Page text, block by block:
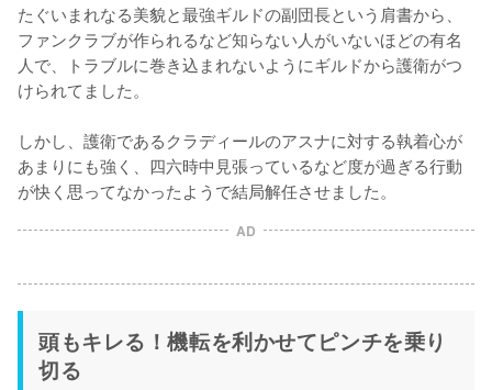
たぐいまれなる美貌と最強ギルドの副団長という肩書から、
ファンクラブが作られるなど知らない人がいないほどの有名
人で、トラブルに巻き込まれないようにギルドから護衛がつ
けられてました。
しかし、護衛であるクラディールのアスナに対する執着心が
あまりにも強く、四六時中見張っているなど度が過ぎる行動
が快く思ってなかったようで結局解任させました。
AD
頭もキレる！機転を利かせてピンチを乗り
切る